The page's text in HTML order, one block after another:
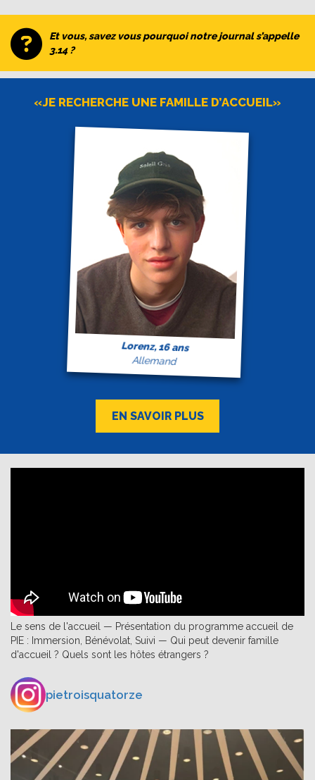
Et vous, savez vous pourquoi notre journal s’appelle
3.14 ?
«JE RECHERCHE UNE FAMILLE D’ACCUEIL»
Lorenz, 16 ans
Allemand
EN SAVOIR PLUS
Le sens de l'accueil — Présentation du programme accueil de
PIE : Immersion, Bénévolat, Suivi — Qui peut devenir famille
d'accueil ? Quels sont les hôtes étrangers ?
pietroisquatorze